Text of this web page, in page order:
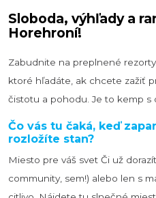
Sloboda, výhľady a
Horehroní!
Zabudnite na preplnené
ktoré hľadáte, ak chcete zažiť
čistotu a pohodu. Je to kemp s
Čo vás tu čaká, keď
rozložíte stan?
Miesto pre váš svet Či už
community, sem!) alebo len s